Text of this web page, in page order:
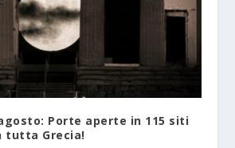
Porte aperte in 115 siti
tutta Grecia!